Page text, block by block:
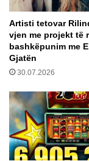
r
i
s
h
t
i
a
r
e
f
a
d
i
e
p
a
k
a
n
d
ë
Artisti tetovar
vjen me projekt të
bashkëpunim me
Gjatën
30.07.2026